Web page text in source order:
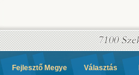
Fejlesztő Megye Választás